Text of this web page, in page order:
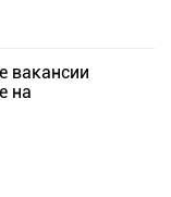
вакансии
на